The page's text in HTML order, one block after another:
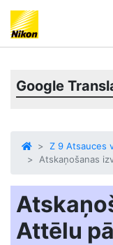
Google
Z 9 Atsauces
Atskaņošanas
Attēlu